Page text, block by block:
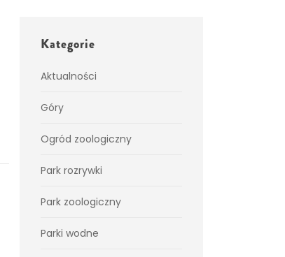
Kategorie
Aktualności
Góry
Ogród zoologiczny
Park rozrywki
Park zoologiczny
Parki wodne